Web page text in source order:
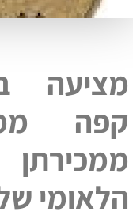
מציעה
קפה
הלאומי